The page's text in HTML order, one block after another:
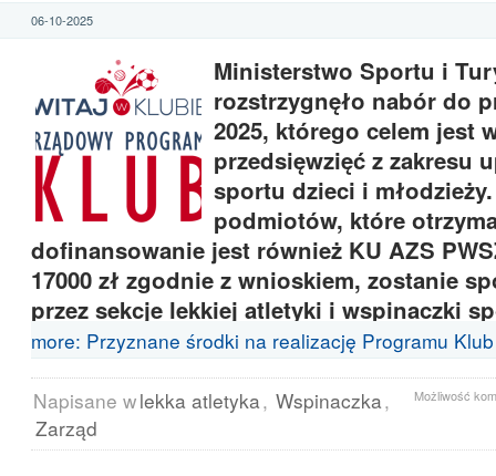
06-10-2025
Ministerstwo Sportu i
rozstrzygnęło nabór do
2025, którego celem jest
przedsięwzięć z zakresu
sportu dzieci i
podmiotów, które
dofinansowanie jest również KU AZS
17000 zł zgodnie z wnioskiem, zostanie
przez sekcje lekkiej atletyki i wspinaczki
more: Przyznane środki na realizację Programu
Możliwość
Napisane wlekka atletyka, Wspinaczka,
Zarząd